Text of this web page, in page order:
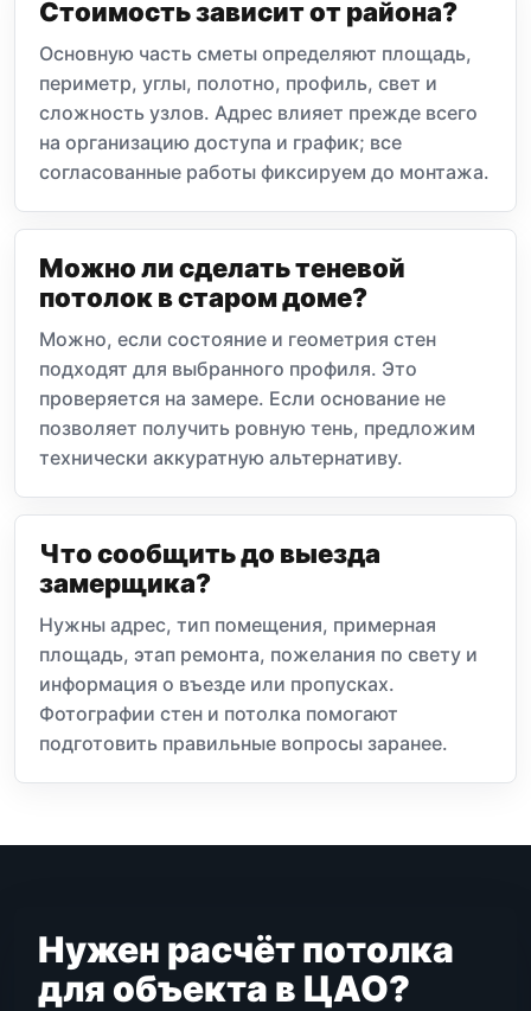
Стоимость зависит от района?
Основную часть сметы определяют площадь,
периметр, углы, полотно, профиль, свет и
сложность узлов. Адрес влияет прежде всего
на организацию доступа и график; все
согласованные работы фиксируем до монтажа.
Можно ли сделать теневой
потолок в старом доме?
Можно, если состояние и геометрия стен
подходят для выбранного профиля. Это
проверяется на замере. Если основание не
позволяет получить ровную тень, предложим
технически аккуратную альтернативу.
Что сообщить до выезда
замерщика?
Нужны адрес, тип помещения, примерная
площадь, этап ремонта, пожелания по свету и
информация о въезде или пропусках.
Фотографии стен и потолка помогают
подготовить правильные вопросы заранее.
Нужен расчёт потолка
для объекта в ЦАО?